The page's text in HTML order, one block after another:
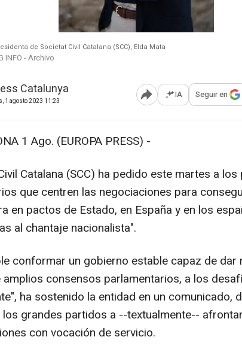
de Societat Civil Catalana (SCC), Elda Mata
INFO - Archivo
Catalunya
1 agosto 2023 11:23 Abrir opciones para
IA Seguir en
1 Ago. (EUROPA PRESS) -
Catalana (SCC) ha pedido este martes a
que centren las negociaciones para
en pactos de Estado, en España y en los
al chantaje nacionalista".
conformar un gobierno estable capaz de dar
consensos parlamentarios, a los
ha sostenido la entidad en un comunicado,
los grandes partidos a --textualmente--
con vocación de servicio.